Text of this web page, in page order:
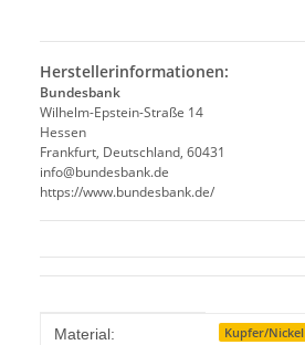
Herstellerinformationen:
Bundesbank
Wilhelm-Epstein-Straße 14
Hessen
Frankfurt, Deutschland, 60431
info@bundesbank.de
https://www.bundesbank.de/
Produkteigenschaft
Wert
Material: Kupfer/Nickel